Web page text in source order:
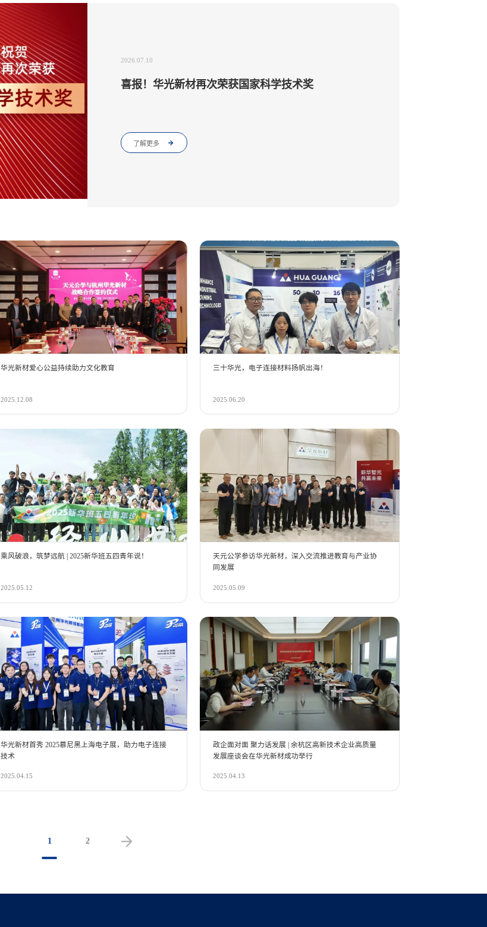
2026.07.10
喜报！华光新材再次荣获国家科学技术奖
了解更多
华光新材爱心公益持续助力文化教育
2025.12.08
三十华光，电子连接材料扬帆出海！
2025.06.20
乘风破浪，筑梦远航 | 2025新华班五四青年说！
2025.05.12
天元公学参访华光新材，深入交流推进教育与产业协
同发展
2025.05.09
华光新材首秀 2025慕尼黑上海电子展，助力电子连接
技术
2025.04.15
政企面对面 聚力话发展 | 余杭区高新技术企业高质量
发展座谈会在华光新材成功举行
2025.04.13
1 2